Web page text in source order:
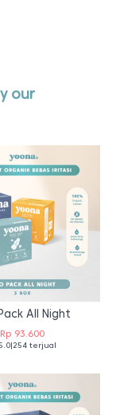
our
All Night
Rp 93.600
|254 terjual